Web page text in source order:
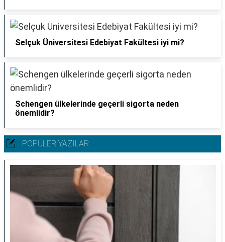
Selçuk Üniversitesi Edebiyat Fakültesi iyi mi?
Schengen ülkelerinde geçerli sigorta neden
önemlidir?
POPÜLER YAZILAR